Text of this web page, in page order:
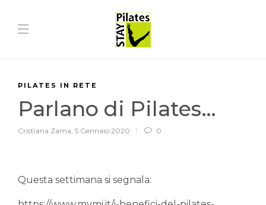
PILATES IN RETE
Parlano di Pilates…
Cristiana Zama, 5 Gennaio 2020 0
Questa settimana si segnala: